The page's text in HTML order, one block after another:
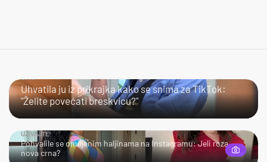
Uhvatila ju iz prikrajka kako se snima za TikTok:
"Želite povećati breskvicu?"
UŽIVAJTE!
Pohvalile se omiljenim haljinama na Instagramu: Jeli roza
nova crna?